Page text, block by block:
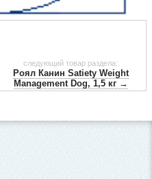
следующий товар раздела:
Роял Канин Satiety Weight
Management Dog, 1,5 кг →